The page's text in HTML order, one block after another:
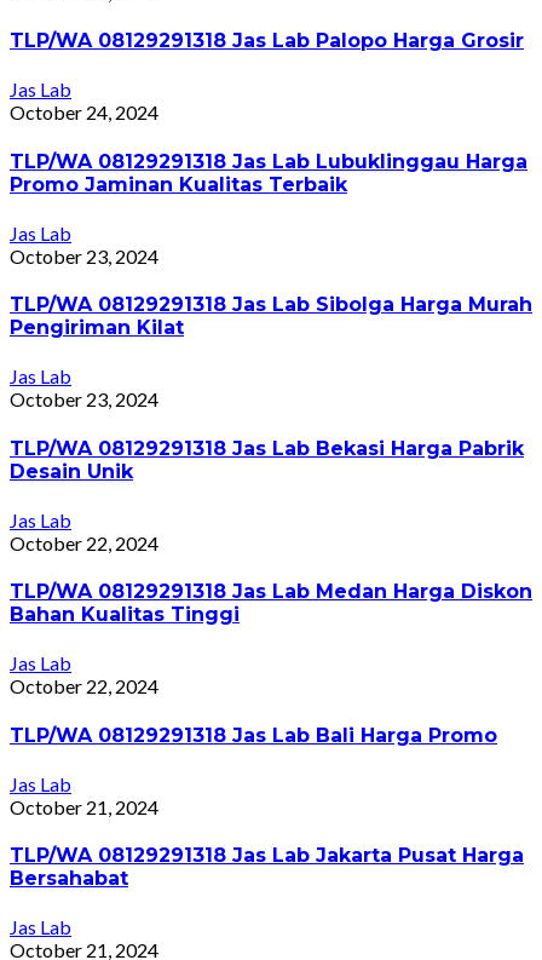
TLP/WA 08129291318 Jas Lab Palopo Harga Grosir
Jas Lab
October 24, 2024
TLP/WA 08129291318 Jas Lab Lubuklinggau Harga
Promo Jaminan Kualitas Terbaik
Jas Lab
October 23, 2024
TLP/WA 08129291318 Jas Lab Sibolga Harga Murah
Pengiriman Kilat
Jas Lab
October 23, 2024
TLP/WA 08129291318 Jas Lab Bekasi Harga Pabrik
Desain Unik
Jas Lab
October 22, 2024
TLP/WA 08129291318 Jas Lab Medan Harga Diskon
Bahan Kualitas Tinggi
Jas Lab
October 22, 2024
TLP/WA 08129291318 Jas Lab Bali Harga Promo
Jas Lab
October 21, 2024
TLP/WA 08129291318 Jas Lab Jakarta Pusat Harga
Bersahabat
Jas Lab
October 21, 2024